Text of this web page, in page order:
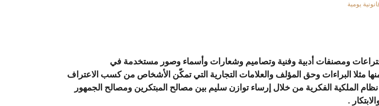
يومية
ومصنفات أدبية وفنية وتصاميم وشعارات وأسماء وصور مستخدمة في
مثلا البراءات وحق المؤلف والعلامات التجارية التي تمكّن الأشخاص من كسب الاعتراف
الملكية الفكرية من خلال إرساء توازن سليم بين مصالح المبتكرين ومصالح الجمهور
.